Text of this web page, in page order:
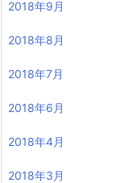
2018年9月
2018年8月
2018年7月
2018年6月
2018年4月
2018年3月